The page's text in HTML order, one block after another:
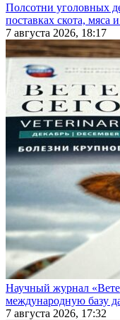
Полсотни уголовных
поставках скота, мяса
7 августа 2026, 18:17
Научный журнал
международную базу
7 августа 2026, 17:32